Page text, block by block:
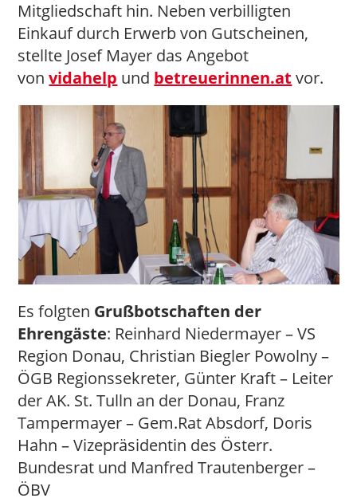
Mitgliedschaft hin. Neben verbilligten
Einkauf durch Erwerb von Gutscheinen,
stellte Josef Mayer das Angebot
vonvidahelp und betreuerinnen.at vor.
Es folgten Grußbotschaften der
Ehrengäste: Reinhard Niedermayer – VS
Region Donau, Christian Biegler Powolny –
ÖGB Regionssekreter, Günter Kraft – Leiter
der AK. St. Tulln an der Donau, Franz
Tampermayer – Gem.Rat Absdorf, Doris
Hahn – Vizepräsidentin des Österr.
Bundesrat und Manfred Trautenberger –
ÖBV